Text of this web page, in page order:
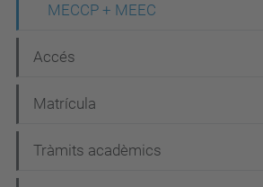
MECCP + MEEC
Accés
Matrícula
Tràmits acadèmics